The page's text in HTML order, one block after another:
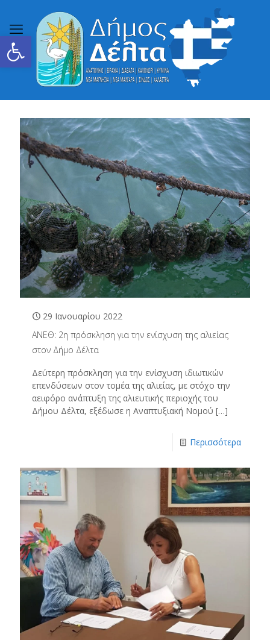
Ανοίξτε τη γραμμή εργαλείων
29 Ιανουαρίου 2022
ΑΝΕΘ: 2η πρόσκληση για την ενίσχυση της αλιείας
στον Δήμο Δέλτα
Δεύτερη πρόσκληση για την ενίσχυση ιδιωτικών
επενδύσεων στον τομέα της αλιείας, με στόχο την
αειφόρο ανάπτυξη της αλιευτικής περιοχής του
Δήμου Δέλτα, εξέδωσε η Αναπτυξιακή Νομού […]
Περισσότερα